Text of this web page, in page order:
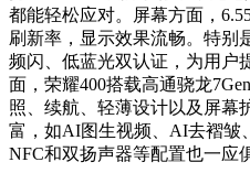
都能轻松应对。屏幕方面，
刷新率，显示效果流畅。特别
频闪、低蓝光双认证，为用户
面，荣耀400搭载高通骁龙
照、续航、轻薄设计以及屏幕
富，如AI图生视频、AI去褶皱
NFC和双扬声器等配置也一应